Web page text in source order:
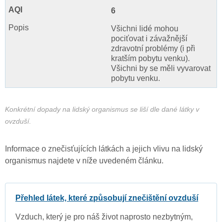
6
Všichni lidé mohou
pociťovat i závažnější
zdravotní problémy (i při
kratším pobytu venku).
Všichni by se měli vyvarovat
pobytu venku.
Konkrétní dopady na lidský organismus se liší dle dané látky v
ovzduší.
Informace o znečisťujících látkách a jejich vlivu na lidský
organismus najdete v níže uvedeném článku.
Přehled látek, které způsobují znečištění ovzduší
Vzduch, který je pro náš život naprosto nezbytným,